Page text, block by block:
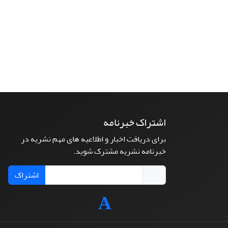
اشتراک خبرنامه
برای دریافت اخبار و اطلاعیه های مهم نشریه در
خبرنامه نشریه مشترک شوید.
اشتراک